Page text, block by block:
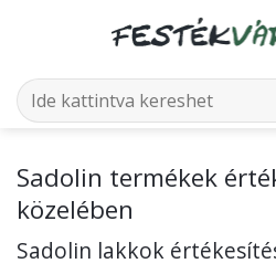
Keresés
a
Sadolin termékek
közelében
Sadolin lakkok